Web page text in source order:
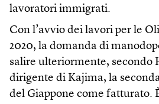
lavoratori immigrati.
Con l’avvio dei lavori per le
2020, la domanda di
salire ulteriormente, secondo
dirigente di Kajima, la
del Giappone come fatturato.